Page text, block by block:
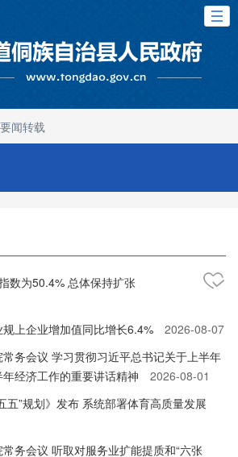
要闻转载
数为50.4% 总体保持扩张
规上企业增加值同比增长6.4%
2026-08-07
务会议 学习贯彻习近平总书记关于上半年
经济工作的重要讲话精神
2026-08-01
五”规划》发布 系统部署体育高质量发展
务会议 听取对服务业扩能提质和“六张